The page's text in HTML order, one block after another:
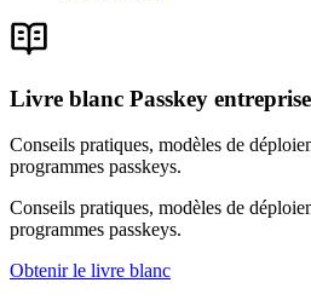
Livre blanc Passkey entreprise
Conseils pratiques, modèles de
programmes passkeys.
Conseils pratiques, modèles de
programmes passkeys.
Obtenir le livre blanc